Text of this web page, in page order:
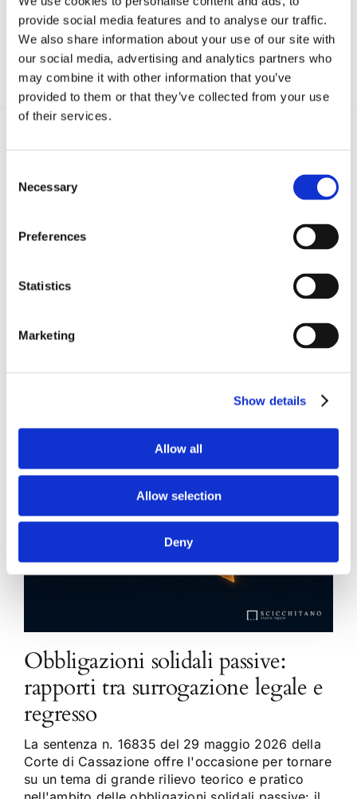
provide social media features and to analyse our traffic.
We also share information about your use of our site with
our social media, advertising and analytics partners who
may combine it with other information that you’ve
provided to them or that they’ve collected from your use
of their services.
Selection
Necessary
Preferences
Statistics
Marketing
Show details
Allow all
Allow selection
Deny
Recent posts
Diritto civile, Michela Colitta, Sentenze Cassazione
Roberto De Gaetano
News.
Obbligazioni solidali passive:
rapporti tra surrogazione legale e
regresso
La sentenza n. 16835 del 29 maggio 2026 della
Corte di Cassazione offre l'occasione per tornare
su un tema di grande rilievo teorico e pratico